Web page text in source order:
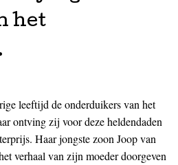
het
leeftijd de onderduikers van het
ontving zij voor deze heldendaden
Haar jongste zoon Joop van
verhaal van zijn moeder doorgeven